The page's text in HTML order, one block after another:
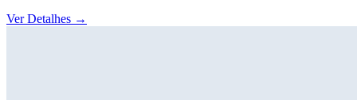
Ver Detalhes →